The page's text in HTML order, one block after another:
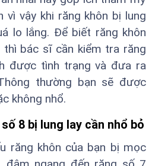
vì vậy khi răng khôn bị lung
lo lắng. Để biết răng khôn
thì bác sĩ cần kiểm tra răng
được tình trạng và đưa ra
thường bạn sẽ được
không nhổ.
8 bị lung lay cần nhổ bỏ
răng khôn của bạn bị mọc